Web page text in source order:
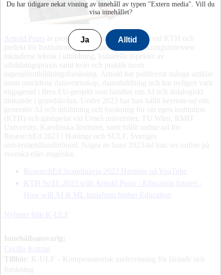
Du har tidigare nekat visning av innehåll av typen "Extern media". Vill du
visa innehållet?
Ja Alltid
Arnold Pears är professor i Ingenjörsutbildning vid KTH och
prefekt för Institutionen för lärande. Hans forskningsintressen
inkluderar teknik i utbildning, kulturella aspekter av
utbildningspraxis samt teori och praktik inom
ingenjörsutbildningsforskning. Arnold har publicerat många artiklar
inom områdena datavetenskap, datautbildning och har nyligen varit
engagerad i flera EU-projekt som handlar om AI och datalogiskt
tänkande i grundskolan. Under 2023 har han hållit keynote-tal om
generativ AI och utbildning och forskning för sin egen institution
(KTH) och gästspelat vid Umeå universitet, TU Wien, RMIT
University, Karolinska Institutet, samt hållit online-tal för
ResearchEd 2023 i Haninge och SULF, Sveriges
universitetslärarförbund. Några av hans 2023-tal kan ses online på
svenska eller engelska.
ResearchEd Scandinavia 2023 Haninge på YouTube
KTH SoTL 2023 with Arnold Pears - Education futures -
How will AI & ML transform higher Education
Nyheter från K-ULF
Innehållsansvarig:
Cecilia Kozma
Tillhör
: K-ULF – Kompensatorisk undervisning för lärande och
forskning